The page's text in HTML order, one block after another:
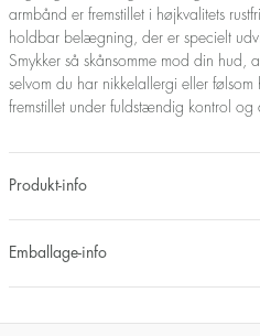
armbånd er fremstillet i højkvalitets
holdbar belægning, der er specielt
Smykker så skånsomme mod din
selvom du har nikkelallergi eller følsom
fremstillet under fuldstændig kontrol og
Produkt-info
Emballage-info